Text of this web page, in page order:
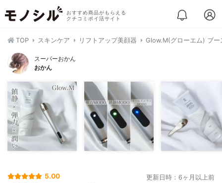
おすすめ商品がもらえる
クチコミポイ活サイト
TOP スキンケア リフトアップ美顔器 Glow.M(グローエム) ブー
スーパーおかん
おかん
5.00 更新日時：6ヶ月以上前